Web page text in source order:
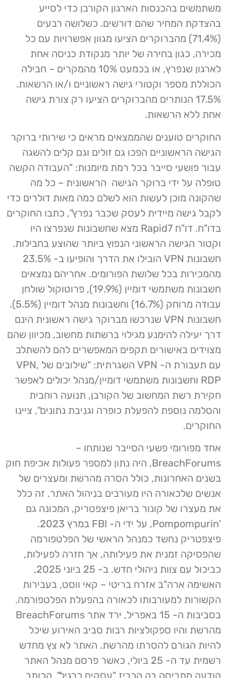
משתמשים בהכנסות הארגון הקורבן כדי לסייע
בהצדקת המחיר שהם דורשים. כשלושה רבעים
(71.4%) מהברוקרים הציעו מגוון אפשרויות עם כל
מכירה, כגון בחירה של יותר מנקודת כניסה אחת
לארגון שנפרץ, או בכמעט 10% מהמקרים – חבילה
הכוללת מספר וקטורי גישה ראשוניים ו/או הרשאות.
17.5% הנותרים מהברוקרים הציעו רק צורת גישה
אחת ללא הרשאות.
החוקרים טוענים שהממצאים מראים כי שירותי ברוקר
הגישה הראשוניים הפכו גם זולים וגם קלים להשגה
עבור פושעי סייבר בכל רמת מיומנות: "העבודה הקשה
טופלה על ידי ברוקר הגישה הראשונית – כל מה
שהקונה מוכן לעשות הוא לשלם כמה מאות דולרים כדי
לקבל גישה מיידית לעסק שכבר נפרץ", כתבו החוקרים
בדו"ח. דו"ח Rapid7 מצא שחשבונות שנפרצו היו
וקטור הגישה הראשוני הנפוץ ביותר שהוצע בחבילות.
חשבונות VPN הובילו את הדרך והופיעו ב- 23.5%
מהמכירות בכל שלושת הפורומים. אחריהם נמצאים
חשבונות משתמשי דומיין (19.9%), פרוטוקול שולחן
עבודה מרוחק (16.7%) וחשבונות מנהל דומיין (5.5%).
חשבונות VPN שנרכשו מברוקר גישה ראשונית הינם
דרך יעילה להימנע מגילוי ברשתות מחשוב, מכיוון שהם
מצוידים באישורים תקפים המאפשרים להם להשתלב
עם תעבורת ה- VPN השגרתית: "שילובים של VPN,
RDP וחשבונות משתמשי דומיין/מנהל יכולים לאפשר
חקירת רשת המחשוב של הקורבן, תנועה רוחבית
והסלמה נוספת להפעלת כופרה וגניבת נתונים", ציינו
החוקרים.
אחד מפורומי פשעי הסייבר שנותחו –
BreachForums, היה נתון למספר פעולות אכיפת חוק
בשנים האחרונות, כולל הסרה מהרשת ומעצרים של
אנשים שלכאורה היו מעורבים בניהול האתר. זה כלל
את מעצרו של קונור בריאן פיצפטריק, המכונה גם
'Pompompurin, על ידי ה- FBI במרץ 2023.
פיצפטריק נחשד כמנהל הראשי של הפלטפורמה
שהפסיקה זמנית את פעילותה, אך חזרה לפעילות,
כביכול עם צוות ניהולי חדש. ב- 25 ביוני 2025,
האשימה ארה"ב אזרח בריטי – קאי ווסט, בעבירות
הקשורות למעורבותו לכאורה בהפעלת הפלטפורמה.
בסביבות ה- 15 באפריל, ירד אתר BreachForums
מהרשת והיו ספקולציות רבות סביב האירוע שיכל
להיות הגורם להסרתו מהרשת. האתר לא צץ מחדש
רשמית עד ה- 25 ביולי, כאשר פרסם מנהל האתר
הודעה מתריסה בה הכריז "עסקים כרגיל". הכותב